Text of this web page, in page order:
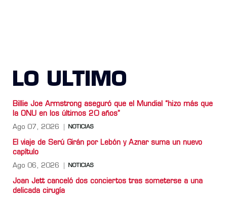
LO ULTIMO
Billie Joe Armstrong aseguró que el Mundial “hizo más que
la ONU en los últimos 20 años”
Ago 07, 2026 NOTICIAS
El viaje de Serú Girán por Lebón y Aznar suma un nuevo
capítulo
Ago 06, 2026 NOTICIAS
Joan Jett canceló dos conciertos tras someterse a una
delicada cirugía